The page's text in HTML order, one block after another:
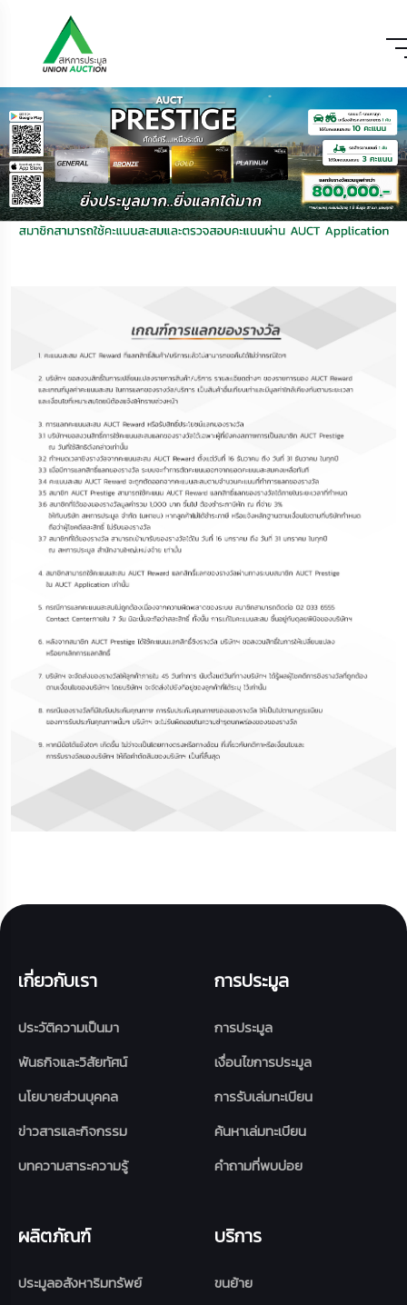
เกี่ยวกับเรา
ประวัติความเป็นมา
พันธกิจและวิสัยทัศน์
นโยบายส่วนบุคคล
ข่าวสารและกิจกรรม
บทความสาระความรู้
การประมูล
การประมูล
เงื่อนไขการประมูล
การรับเล่มทะเบียน
ค้นหาเล่มทะเบียน
คำถามที่พบบ่อย
ผลิตภัณฑ์
ประมูลอสังหาริมทรัพย์
บริการ
ขนย้าย